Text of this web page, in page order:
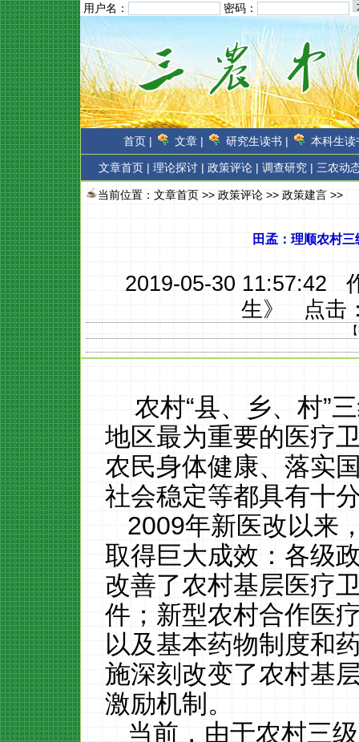
用户名： 密码：
首页 | 文章 | 研究生读书 | 本科生读
文章首页 | 理论探讨 | 政策评论 | 调查研究 | 三农动
当前位置： 文章首页 >>政策评论 >> 政策建言 >>
田孟：理顺农村
2019-05-30 11:57:42
生》点击
农村“县、乡、村”
地区最为重要的医疗
农民身体健康、落实
社会稳定等都具有十
2009年新医改以来
取得巨大成效：各级
改善了农村基层医疗
件；新型农村合作医
以及基本药物制度和
施深刻改变了农村基
激励机制。
当前，由于农村三